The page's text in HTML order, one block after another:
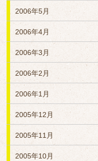
2006年5月
2006年4月
2006年3月
2006年2月
2006年1月
2005年12月
2005年11月
2005年10月